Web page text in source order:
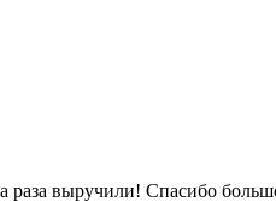
раза выручили! Спасибо